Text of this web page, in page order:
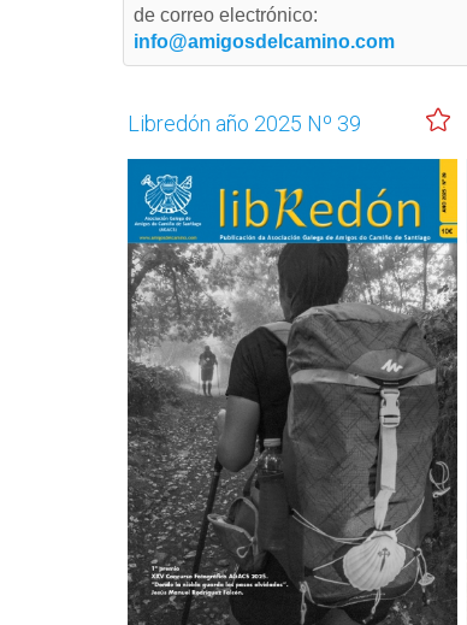
de correo electrónico:
info@amigosdelcamino.com
Libredón año 2025 Nº 39